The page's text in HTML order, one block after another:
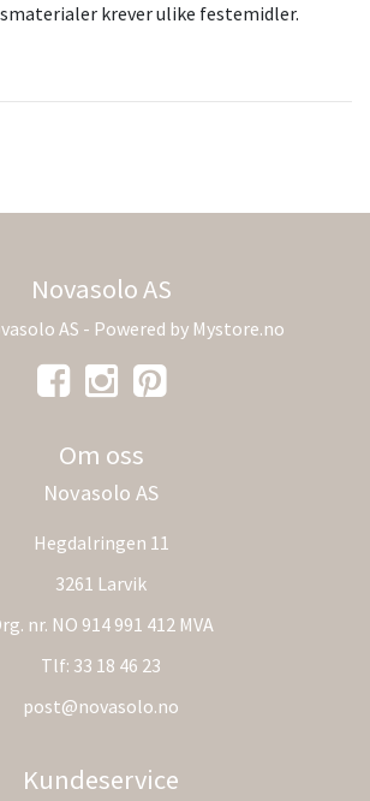
krever ulike festemidler.
Novasolo AS
AS - Powered by Mystore.no
Om oss
Novasolo AS
Hegdalringen 11
3261 Larvik
nr. NO 914 991 412 MVA
Tlf: 33 18 46 23
post@novasolo.no
Kundeservice